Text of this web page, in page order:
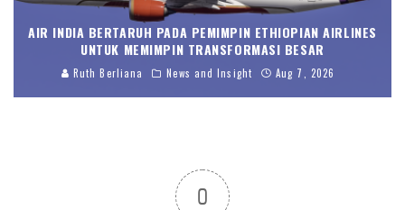
AIR INDIA BERTARUH PADA PEMIMPIN ETHIOPIAN AIRLINES
UNTUK MEMIMPIN TRANSFORMASI BESAR
Ruth Berliana News and Insight Aug 7, 2026
0